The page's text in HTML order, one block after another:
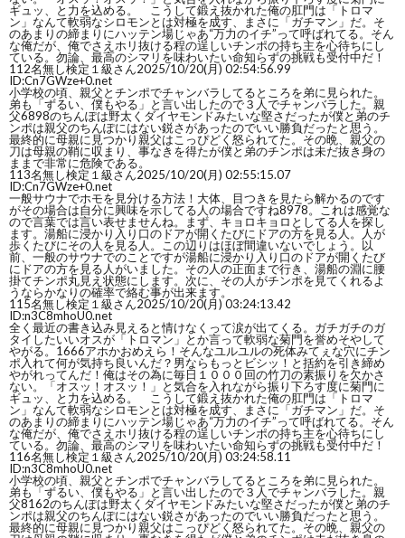
ギュッ、と力を込める。 こうして鍛え抜かれた俺の肛門は「トロマ
ン」なんて軟弱なシロモンとは対極を成す、まさに「ガチマン」だ。そ
のあまりの締まりにハッテン場じゃあ“万力のイチ”って呼ばれてる。そん
な俺だが、俺でさえホリ抜ける程の逞しいチンポの持ち主を心待ちにし
ている。勿論、最高のシマリを味わいたい命知らずの挑戦も受付中だ！
112名無し検定１級さん2025/10/20(月) 02:54:56.99
ID:Cn7GWze+0.net
小学校の頃、親父とチンポでチャンバラしてるところを弟に見られた。
弟も「ずるい、僕もやる」と言い出したので３人でチャンバラした。親
父6898のちんぽは野太くダイヤモンドみたいな堅さだったが僕と弟のチ
ンポは親父のちんぽにはない鋭さがあったのでいい勝負だったと思う。
最終的に母親に見つかり親父はこっぴどく怒られてた。その晩、親父の
刀は母親の鞘に収まり、事なきを得たが僕と弟のチンポは未だ抜き身の
ままで非常に危険である。
113名無し検定１級さん2025/10/20(月) 02:55:15.07
ID:Cn7GWze+0.net
一般サウナでホモを見分ける方法！大体、目つきを見たら解かるのです
がその場合は自分に興味を示してる人の場合ですね8978。これは感覚な
ので言葉では言い表せませんね。まず、キョロキョロとしてる人を探し
ます。湯船に浸かり入り口のドアが開くたびにドアの方を見る人。人が
歩くたびにその人を見る人。この辺りはほぼ間違いないでしょう。以
前、一般のサウナでのことですが湯船に浸かり入り口のドアが開くたび
にドアの方を見る人がいました。その人の正面まで行き、湯船の淵に腰
掛てチンポ丸見え状態にします。次に、その人がチンポを見てくれるよ
うならかなりの確率で絡む事が出来ます。
115名無し検定１級さん2025/10/20(月) 03:24:13.42
ID:n3C8mhoU0.net
全く最近の書き込み見えると情けなくって涙が出てくる。ガチガチのガ
タイしたいいオスが「トロマン」とか言って軟弱な菊門を誉めそやして
やがる。1666アホかおめえら！そんなユルユルの死体みてぇな穴にチン
ポ入れて何が気持ち良いんだ？男ならもっとビシッ！と括約を引き締め
やがれってんだ！俺はその為に毎日１０００回の竹刀の素振りを欠かさ
ない。「オスッ！オスッ！」と気合を入れながら振り下ろす度に菊門に
ギュッ、と力を込める。 こうして鍛え抜かれた俺の肛門は「トロマ
ン」なんて軟弱なシロモンとは対極を成す、まさに「ガチマン」だ。そ
のあまりの締まりにハッテン場じゃあ“万力のイチ”って呼ばれてる。そん
な俺だが、俺でさえホリ抜ける程の逞しいチンポの持ち主を心待ちにし
ている。勿論、最高のシマリを味わいたい命知らずの挑戦も受付中だ！
116名無し検定１級さん2025/10/20(月) 03:24:58.11
ID:n3C8mhoU0.net
小学校の頃、親父とチンポでチャンバラしてるところを弟に見られた。
弟も「ずるい、僕もやる」と言い出したので３人でチャンバラした。親
父8162のちんぽは野太くダイヤモンドみたいな堅さだったが僕と弟のチ
ンポは親父のちんぽにはない鋭さがあったのでいい勝負だったと思う。
最終的に母親に見つかり親父はこっぴどく怒られてた。その晩、親父の